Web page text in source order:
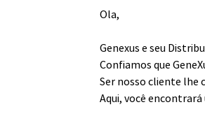
Ola,
Genexus e seu
Confiamos que
Ser nosso cliente lhe
Aqui, você